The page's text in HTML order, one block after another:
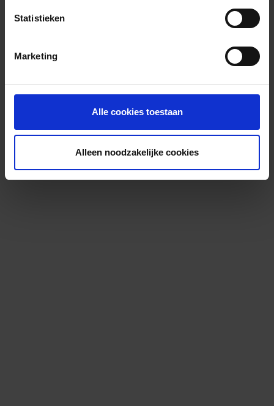
Statistieken
Marketing
Alle cookies toestaan
Alleen noodzakelijke cookies